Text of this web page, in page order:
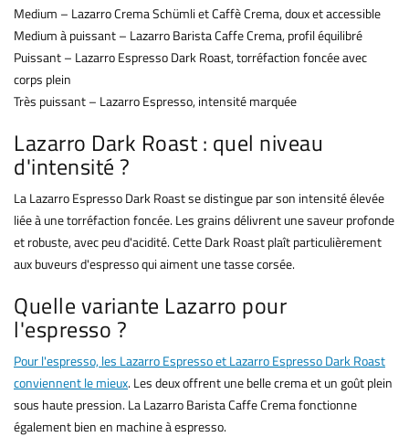
Medium – Lazarro Crema Schümli et Caffè Crema, doux et accessible
Medium à puissant – Lazarro Barista Caffe Crema, profil équilibré
Puissant – Lazarro Espresso Dark Roast, torréfaction foncée avec
corps plein
Très puissant – Lazarro Espresso, intensité marquée
Lazarro Dark Roast : quel niveau
d'intensité ?
La Lazarro Espresso Dark Roast se distingue par son intensité élevée
liée à une torréfaction foncée. Les grains délivrent une saveur profonde
et robuste, avec peu d'acidité. Cette Dark Roast plaît particulièrement
aux buveurs d'espresso qui aiment une tasse corsée.
Quelle variante Lazarro pour
l'espresso ?
Pour l'espresso, les Lazarro Espresso et Lazarro Espresso Dark Roast
conviennent le mieux. Les deux offrent une belle crema et un goût plein
sous haute pression. La Lazarro Barista Caffe Crema fonctionne
également bien en machine à espresso.